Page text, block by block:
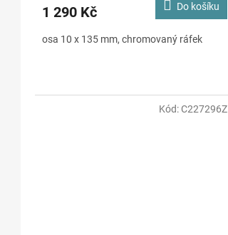
1 290 Kč Do košíku
osa 10 x 135 mm, chromovaný ráfek
Kód:C227296Z